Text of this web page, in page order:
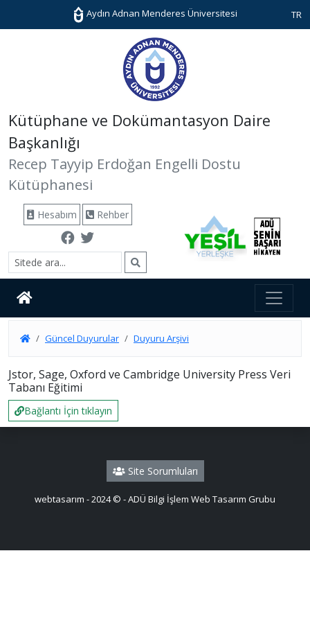
Aydın Adnan Menderes Üniversitesi TR
Kütüphane ve Dokümantasyon Daire
Başkanlığı
Recep Tayyip Erdoğan Engelli Dostu
Kütüphanesi
Hesabım Rehber
Güncel Duyurular Duyuru Arşivi
Jstor, Sage, Oxford ve Cambridge University Press Veri
Tabanı Eğitimi
Bağlantı İçin tıklayın
Site Sorumluları
webtasarım - 2024 © - ADÜ Bilgi İşlem Web Tasarım Grubu